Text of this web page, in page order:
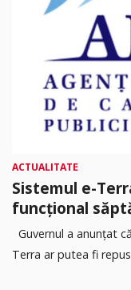
ACTUALITATE
Sistemul e-
funcțional
Guvernul a anunțat
Terra ar putea fi